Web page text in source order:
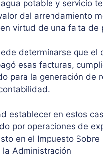
potable y servicio
del arrendamiento
virtud de una falta de
determinarse que el
esas facturas,
para la generación de
establecer en estos
por operaciones de
en el Impuesto
Administración